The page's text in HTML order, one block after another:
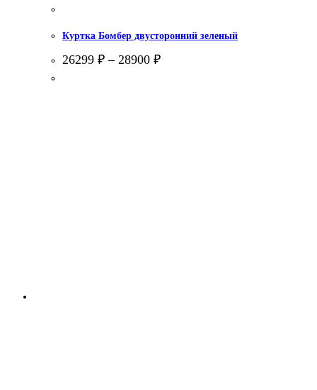
Куртка Бомбер двусторонний зеленый
26299 ₽ – 28900 ₽